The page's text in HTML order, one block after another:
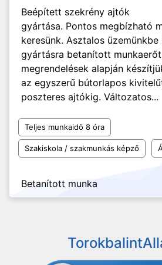
Beépített szekrény ajtók
gyártása. Pontos megbízható
keresünk. Asztalos
gyártásra betanított
megrendelések alapján
az egyszerű bútorlapos
poszteres ajtókig. Változatos...
Teljes munkaidő 8 óra
Szakiskola / szakmunkás képző
Betanított munka